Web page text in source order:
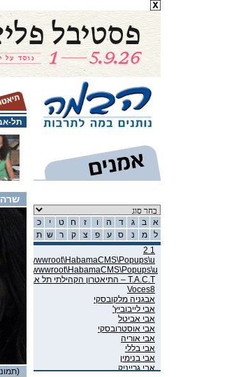
תל-
שרה
כ י ט ח ז ו ה ד ג ב
א
ת ש ר ק צ פ ע ס נ מ
ל
1 2
T.A.C.T – התיאטרון הקהילתי תל אביב
Voces8
אבגניה מלקובסקי
אבי לייבוביץ'
אבי אביטל
אבי אוסטרובסקי
אבי אוריה
אבי בללי
אבי בנימין
אבי גרייניק